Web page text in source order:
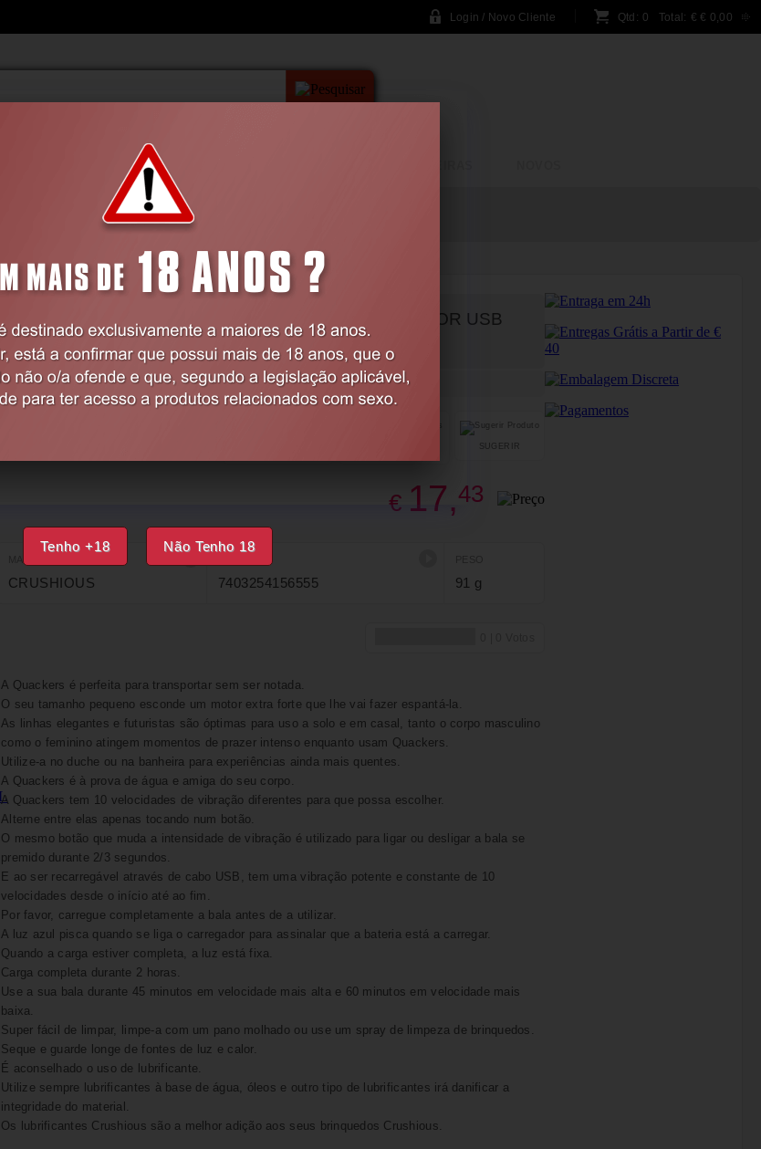
Tenho +18 Não Tenho 18
Login / Novo Cliente Qtd: 0 Total: €€ 0,00
LINGERIE
BRINQUEDOS
QUACKERS BALA VIBRATÓRIA RECARREGÁVEL POR USB
ROSA CRUSHIOUS
Código:EX21575
SUGERIR
€ 17,43
CRUSHIOUS 7403254156555 91 g
A Quackers é perfeita para transportar sem ser notada.
O seu tamanho pequeno esconde um motor extra forte que lhe vai fazer espantá-la.
As linhas elegantes e futuristas são óptimas para uso a solo e em casal, tanto o corpo masculino
como o feminino atingem momentos de prazer intenso enquanto usam Quackers.
Utilize-a no duche ou na banheira para experiências ainda mais quentes.
A Quackers é à prova de água e amiga do seu corpo.
A Quackers tem 10 velocidades de vibração diferentes para que possa escolher.
Alterne entre elas apenas tocando num botão.
O mesmo botão que muda a intensidade de vibração é utilizado para ligar ou desligar a bala se
premido durante 2/3 segundos.
E ao ser recarregável através de cabo USB, tem uma vibração potente e constante de 10
velocidades desde o início até ao fim.
Por favor, carregue completamente a bala antes de a utilizar.
A luz azul pisca quando se liga o carregador para assinalar que a bateria está a carregar.
Quando a carga estiver completa, a luz está fixa.
Carga completa durante 2 horas.
Use a sua bala durante 45 minutos em velocidade mais alta e 60 minutos em velocidade mais
baixa.
Super fácil de limpar, limpe-a com um pano molhado ou use um spray de limpeza de brinquedos.
Seque e guarde longe de fontes de luz e calor.
É aconselhado o uso de lubrificante.
Utilize sempre lubrificantes à base de água, óleos e outro tipo de lubrificantes irá danificar a
integridade do material.
Os lubrificantes Crushious são a melhor adição aos seus brinquedos Crushious.